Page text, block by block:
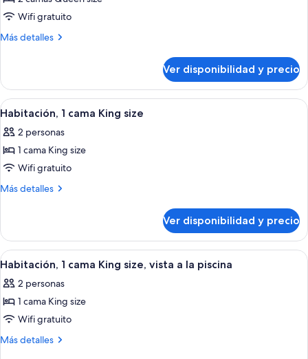
personas
discapacitadas
para
personas
de
Habitación
camas
Queen
size
Wifi gratuito
Más detalles
Más
estándar,
camas
size
Ver disponibilidad y precio
Ver
todas
las
fotos
de
Habitación,
King
size
Una habitación de hotel con una
1
Habitación, 1 cama King size
2 personas
1 cama King size
Wifi gratuito
Más detalles
Más
1
cama
King
Ver disponibilidad y precio
Ver
todas
las
fotos
de
Habitación,
Habitación de hotel con cama,
3
Habitación, 1 cama King size, vista a la piscina
2 personas
1 cama King size
Wifi gratuito
Más detalles
Más